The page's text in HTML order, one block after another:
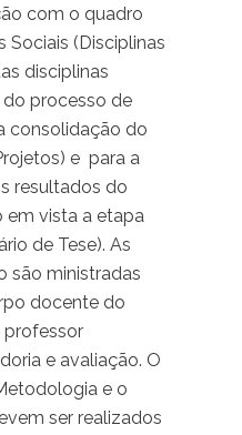
com o quadro
Sociais (Disciplinas
disciplinas
processo de
consolidação do
e para a
resultados do
em vista a etapa
de Tese). As
são ministradas
docente do
professor
e avaliação. O
e o
ser realizados